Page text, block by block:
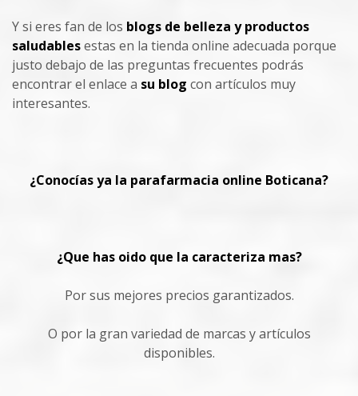
Y si eres fan de los blogs de belleza y productos
saludablesestas en la tienda online adecuada porque
justo debajo de las preguntas frecuentes podrás
encontrar el enlace a su blog con artículos muy
interesantes.
¿Conocías ya la parafarmacia online Boticana?
¿Que has oido que la caracteriza mas?
Por sus mejores precios garantizados.
O por la gran variedad de marcas y artículos
disponibles.